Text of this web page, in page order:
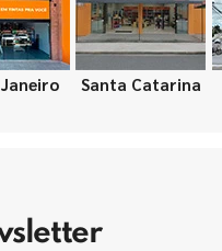
Santa Catarina